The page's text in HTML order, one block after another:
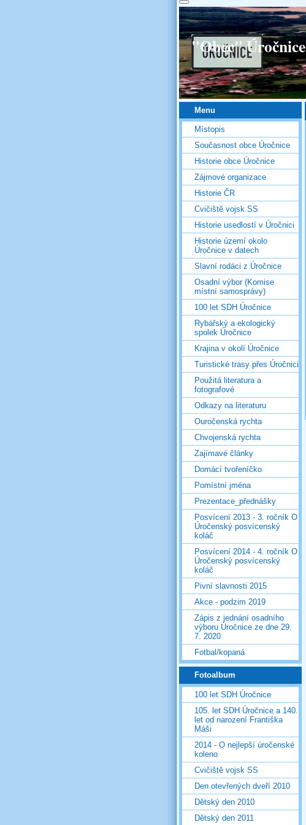
"Obec" Úročnice
Menu
Místopis
Současnost obce Úročnice
Historie obce Úročnice
Zájmové organizace
Historie ČR
Cvičiště vojsk SS
Historie usedlostí v Úročnici
Historie území okolo
Úročnice v datech
Slavní rodáci z Úročnice
Osadní výbor (Komise
místní samosprávy)
100 let SDH Úročnice
Rybářský a ekologický
spolek Úročnice
Krajina v okolí Úročnice
Turistické trasy přes Úročnici
Použitá literatura a
fotografové
Odkazy na literaturu
Ouročenská rychta
Chvojenská rychta
Zajímavé články
Domácí tvořeníčko
Pomístní jména
Prezentace_přednášky
Posvícení 2013 - 3. ročník O
Úročenský posvícenský
koláč
Posvícení 2014 - 4. ročník O
Úročenský posvícenský
koláč
Pivní slavnosti 2015
Akce - podzim 2019
Zápis z jednání osadního
výboru Úročnice ze dne 29.
7. 2020
Fotbal/kopaná
Fotoalbum
100 let SDH Úročnice
105. let SDH Úročnice a 140.
let od narození Františka
Máši
2014 - O nejlepší úročenské
koleno
Cvičiště vojsk SS
Den otevřených dveří 2010
Dětský den 2010
Dětský den 2011